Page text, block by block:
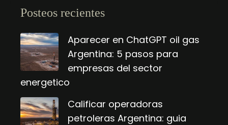
Posteos recientes
Aparecer en ChatGPT oil gas
Argentina: 5 pasos para
empresas del sector
energetico
Calificar operadoras
petroleras Argentina: guia